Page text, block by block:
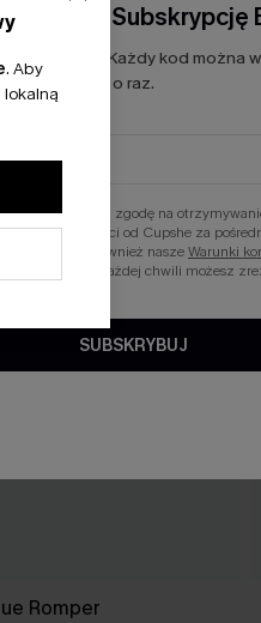
Romper
. Aby
Zniżki za Subskrypcję
zamówienie. Każdy kod można
o raz.
wyrażasz zgodę na
i aktualności od Cupshe za
Akceptujesz również naszeWarunki
. W każdej chwili możesz
SUBSKRYBUJ